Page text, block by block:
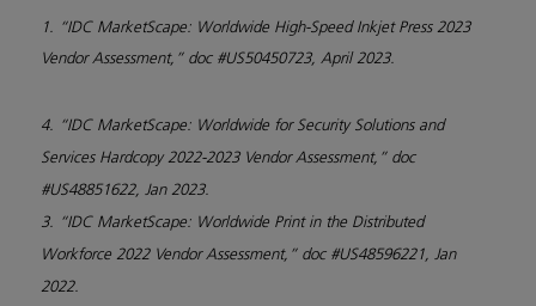
1. “IDC MarketScape: Worldwide High-Speed Inkjet Press 2023
Vendor Assessment,” doc #US50450723, April 2023.
4. “IDC MarketScape: Worldwide for Security Solutions and
Services Hardcopy 2022-2023 Vendor Assessment,” doc
#US48851622, Jan 2023.
3. “IDC MarketScape: Worldwide Print in the Distributed
Workforce 2022 Vendor Assessment,” doc #US48596221, Jan
2022.